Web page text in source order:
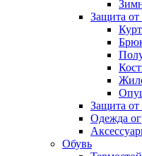
Защита
Защита
Одежда
Обувь